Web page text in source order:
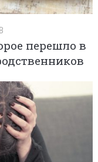
перешло в